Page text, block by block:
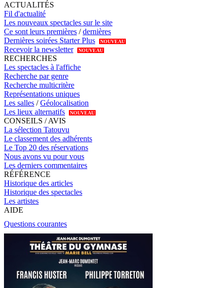
ACTUALITÉS
Fil d'actualité
Les nouveaux spectacles sur le site
Ce sont leurs premières /dernières
Dernières soirées Starter Plus
NOUVEAU
Recevoir la newsletter NOUVEAU
RECHERCHES
Les spectacles à l'affiche
Recherche par genre
Recherche multicritère
Représentations uniques
Les salles /Géolocalisation
Les lieux alternatifs
NOUVEAU
CONSEILS / AVIS
La sélection Tatouvu
Le classement des adhérents
Le Top 20 des réservations
Nous avons vu pour vous
Les derniers commentaires
RÉFÉRENCE
Historique des articles
Historique des spectacles
Les artistes
AIDE
Questions courantes